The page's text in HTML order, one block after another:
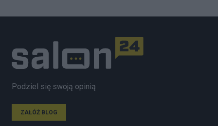
Podziel się swoją opinią
ZAŁÓŻ BLOG